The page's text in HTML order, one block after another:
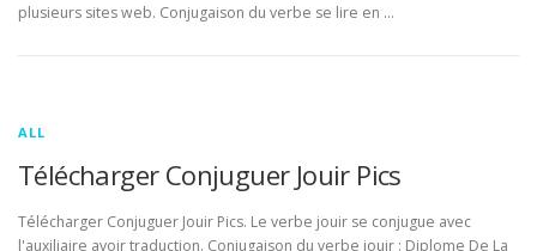
plusieurs sites web. Conjugaison du verbe se lire en …
ALL
Télécharger Conjuguer Jouir Pics
Télécharger Conjuguer Jouir Pics. Le verbe jouir se conjugue avec
l'auxiliaire avoir traduction. Conjugaison du verbe jouir : Diplome De La